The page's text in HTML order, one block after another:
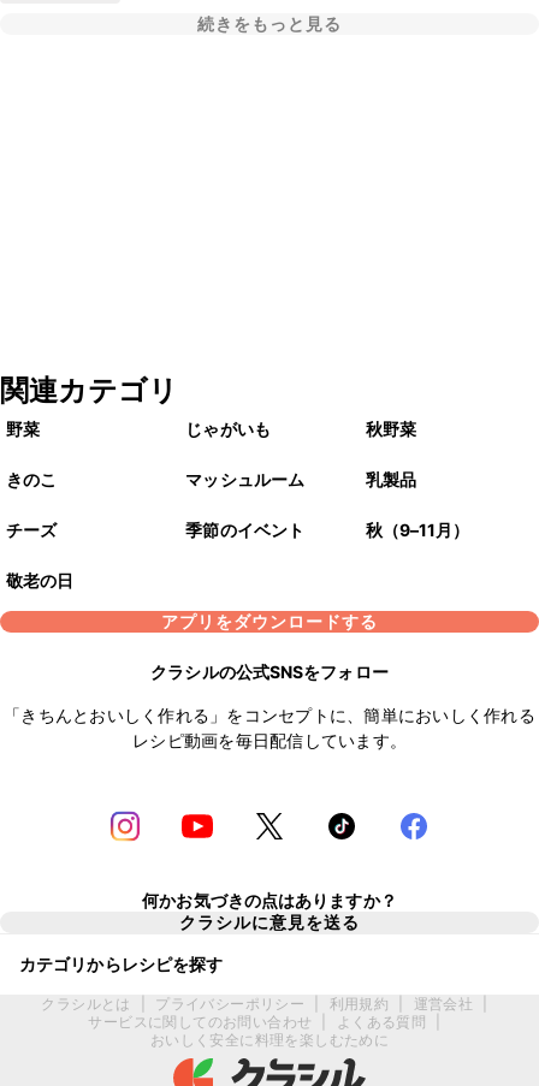
続きをもっと見る
関連カテゴリ
野菜 じゃがいも 秋野菜
きのこ マッシュルーム 乳製品
チーズ 季節のイベント 秋（9–11月）
敬老の日
アプリをダウンロードする
クラシルの公式SNSをフォロー
「きちんとおいしく作れる」をコンセプトに、簡単においしく作れる
レシピ動画を毎日配信しています。
何かお気づきの点はありますか？
クラシルに意見を送る
カテゴリからレシピを探す
クラシルとは プライバシーポリシー 利用規約 運営会社
サービスに関してのお問い合わせ
よくある質問
おいしく安全に料理を楽しむために